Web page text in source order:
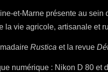
et-Marne présente au
la vie agricole, artisanale et
Rustica et la revue
numérique : Nikon D 80 et